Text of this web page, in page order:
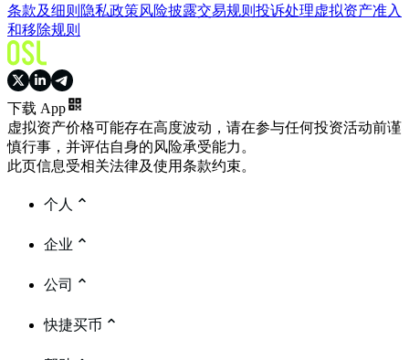
条款及细则 隐私政策风险披露交易规则 投诉处理虚拟资产准入
和移除规则
下载 App
虚拟资产价格可能存在高度波动，请在参与任何投资活动前谨
慎行事，并评估自身的风险承受能力。
此页信息受相关法律及使用条款约束。
个人
企业
公司
快捷买币